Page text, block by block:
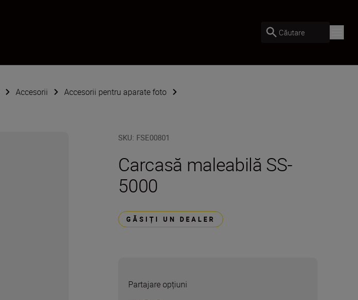
Căutare
Accesorii
Accesorii pentru aparate foto
SKU: FSE00801
Carcasă maleabilă SS-
5000
GĂSIȚI UN DEALER
Partajare opțiuni